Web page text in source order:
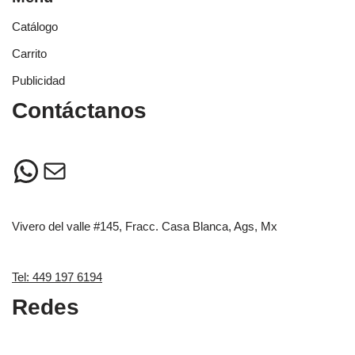
Catálogo
Carrito
Publicidad
Contáctanos
Vivero del valle #145, Fracc. Casa Blanca, Ags, Mx
Tel: 449 197 6194
Redes